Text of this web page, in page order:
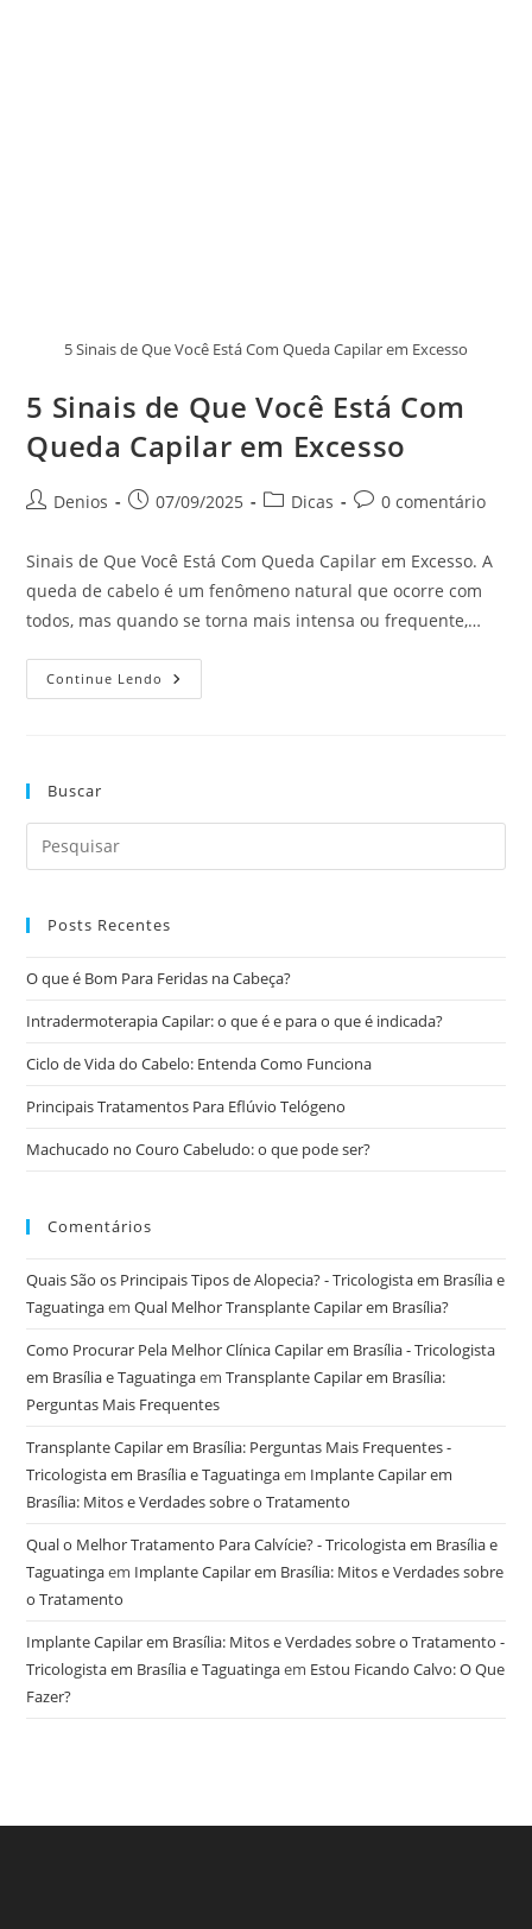
5 Sinais de Que Você Está Com Queda Capilar em Excesso
5 Sinais de Que Você Está Com
Queda Capilar em Excesso
Denios 07/09/2025 Dicas 0 comentário
Sinais de Que Você Está Com Queda Capilar em Excesso. A
queda de cabelo é um fenômeno natural que ocorre com
todos, mas quando se torna mais intensa ou frequente,…
Continue Lendo
Buscar
Posts Recentes
O que é Bom Para Feridas na Cabeça?
Intradermoterapia Capilar: o que é e para o que é indicada?
Ciclo de Vida do Cabelo: Entenda Como Funciona
Principais Tratamentos Para Eflúvio Telógeno
Machucado no Couro Cabeludo: o que pode ser?
Comentários
Quais São os Principais Tipos de Alopecia? - Tricologista em Brasília e
TaguatingaemQual Melhor Transplante Capilar em Brasília?
Como Procurar Pela Melhor Clínica Capilar em Brasília - Tricologista
em Brasília e TaguatingaemTransplante Capilar em Brasília:
Perguntas Mais Frequentes
Transplante Capilar em Brasília: Perguntas Mais Frequentes -
Tricologista em Brasília e Taguatingaem Implante Capilar em
Brasília: Mitos e Verdades sobre o Tratamento
Qual o Melhor Tratamento Para Calvície? - Tricologista em Brasília e
Taguatingaem Implante Capilar em Brasília: Mitos e Verdades sobre
o Tratamento
Implante Capilar em Brasília: Mitos e Verdades sobre o Tratamento -
Tricologista em Brasília e Taguatingaem Estou Ficando Calvo: O Que
Fazer?